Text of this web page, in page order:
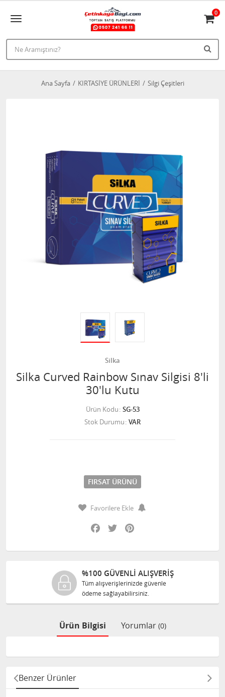
0
Ana Sayfa KIRTASİYE ÜRÜNLERİ Silgi Çeşitleri
Silka
Silka Curved Rainbow Sınav Silgisi 8'li
30'lu Kutu
Ürün Kodu SG-53
Stok Durumu VAR
FIRSAT ÜRÜNÜ
Favorilere Ekle
Facebook
Twitter
GÜVENLİ ALIŞVERİŞ
güvenle
Ürün Bilgisi Yorumlar (0)
Benzer Ürünler